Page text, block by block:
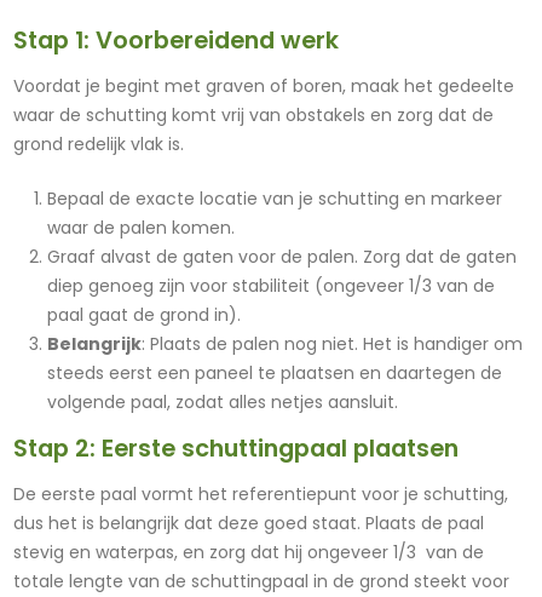
Stap 1: Voorbereidend werk
Voordat je begint met graven of boren, maak het gedeelte
waar de schutting komt vrij van obstakels en zorg dat de
grond redelijk vlak is.
Bepaal de exacte locatie van je schutting en markeer
waar de palen komen.
Graaf alvast de gaten voor de palen. Zorg dat de gaten
diep genoeg zijn voor stabiliteit (ongeveer 1/3 van de
paal gaat de grond in).
Belangrijk: Plaats de palen nog niet. Het is handiger om
steeds eerst een paneel te plaatsen en daartegen de
volgende paal, zodat alles netjes aansluit.
Stap 2: Eerste schuttingpaal plaatsen
De eerste paal vormt het referentiepunt voor je schutting,
dus het is belangrijk dat deze goed staat. Plaats de paal
stevig en waterpas, en zorg dat hij ongeveer 1/3 van de
totale lengte van de schuttingpaal in de grond steekt voor